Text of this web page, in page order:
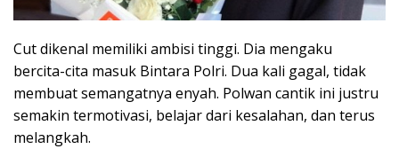
Cut dikenal memiliki ambisi tinggi. Dia mengaku
bercita-cita masuk Bintara Polri. Dua kali gagal, tidak
membuat semangatnya enyah. Polwan cantik ini justru
semakin termotivasi, belajar dari kesalahan, dan terus
melangkah.